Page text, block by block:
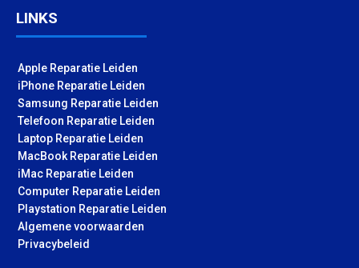
LINKS
Apple Reparatie Leiden
iPhone Reparatie Leiden
Samsung Reparatie Leiden
Telefoon Reparatie Leiden
Laptop Reparatie Leiden
MacBook Reparatie Leiden
iMac Reparatie Leiden
Computer Reparatie Leiden
Playstation Reparatie Leiden
Algemene voorwaarden
Privacybeleid